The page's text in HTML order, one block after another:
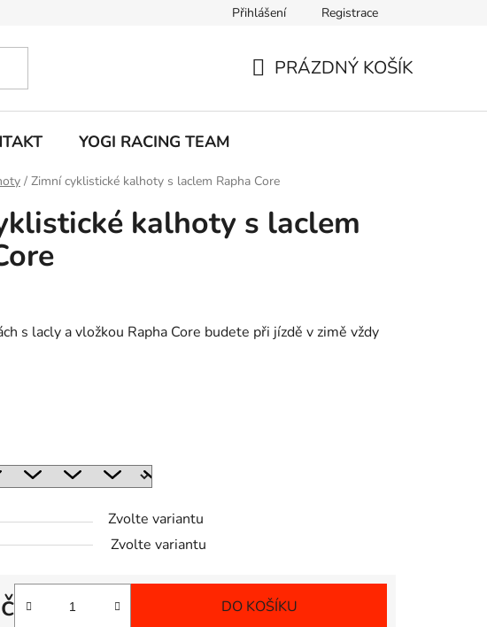
Přihlášení Registrace
PRÁZDNÝ KOŠÍK
YOGI RACING TEAM
/ Zimní cyklistické kalhoty s laclem Rapha Core
kalhoty s laclem
s lacly a vložkou Rapha Core budete při jízdě v zimě vždy
Zvolte variantu
Zvolte variantu
DO KOŠÍKU